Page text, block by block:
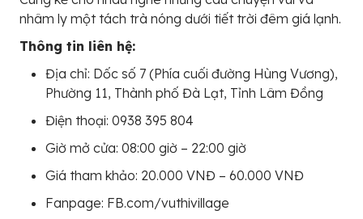
nhâm ly một tách trà nóng dưới tiết trời đêm giá lạnh.
Thông tin liên hệ:
Địa chỉ: Dốc số 7 (Phía cuối đường Hùng Vương),
Phường 11, Thành phố Đà Lạt, Tỉnh Lâm Đồng
Điện thoại: 0938 395 804
Giờ mở cửa: 08:00 giờ – 22:00 giờ
Giá tham khảo: 20.000 VNĐ – 60.000 VNĐ
Fanpage: FB.com/vuthivillage